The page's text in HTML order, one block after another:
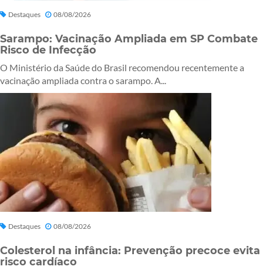
Destaques 08/08/2026
Sarampo: Vacinação Ampliada em SP Combate
Risco de Infecção
O Ministério da Saúde do Brasil recomendou recentemente a
vacinação ampliada contra o sarampo. A...
Destaques 08/08/2026
Colesterol na infância: Prevenção precoce evita
risco cardíaco